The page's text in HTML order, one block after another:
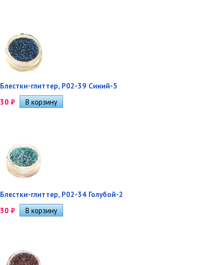
Блестки-глиттер, Р02-39 Синий-5
30 ₽
Блестки-глиттер, Р02-34 Голубой-2
30 ₽